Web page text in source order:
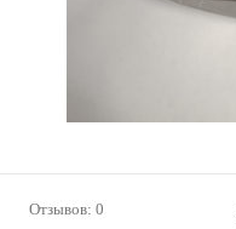
Отзывов: 0